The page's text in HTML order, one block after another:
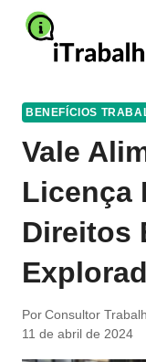
Pular
para
BENEFÍCIOS
Vale
Licença
Direitos
Por Consultor
11 de abril de 2024